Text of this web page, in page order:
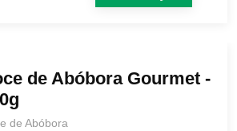
de Abóbora Gourmet -
de Abóbora